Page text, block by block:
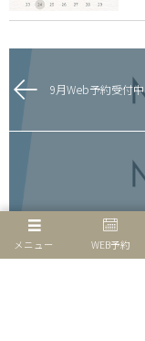
9月Web予約受付中
メニュー WEB予約